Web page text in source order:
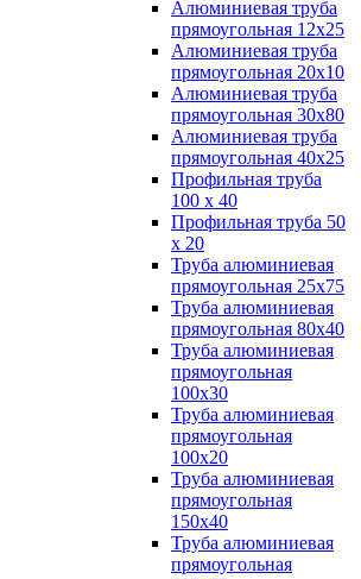
Алюминиевая труба
прямоугольная 12х25
Алюминиевая труба
прямоугольная 20х10
Алюминиевая труба
прямоугольная 30х80
Алюминиевая труба
прямоугольная 40х25
Профильная труба
100 х 40
Профильная труба 50
х 20
Труба алюминиевая
прямоугольная 25х75
Труба алюминиевая
прямоугольная 80х40
Труба алюминиевая
прямоугольная
100x30
Труба алюминиевая
прямоугольная
100х20
Труба алюминиевая
прямоугольная
150x40
Труба алюминиевая
прямоугольная